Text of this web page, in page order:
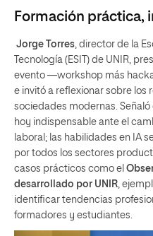
Formación práctica,
Jorge Torres, director de la
Tecnología (ESIT) de UNIR,
evento —workshop más
e invitó a reflexionar sobre los
sociedades modernas.
hoy indispensable ante el
laboral; las habilidades en IA
por todos los sectores
casos prácticos como el
desarrollado por UNIR,
identificar tendencias
formadores y estudiantes.